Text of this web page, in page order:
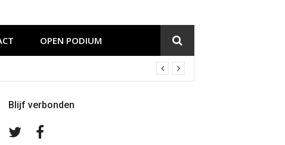
OPEN PODIUM
Blijf verbonden
Volg